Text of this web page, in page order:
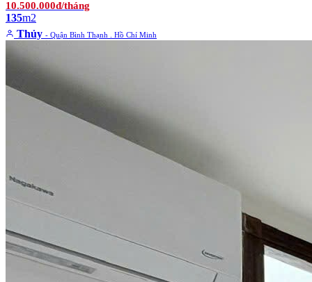
10.500.000đ/tháng
135m2
Thủy - Quận Bình Thạnh . Hồ Chí Minh